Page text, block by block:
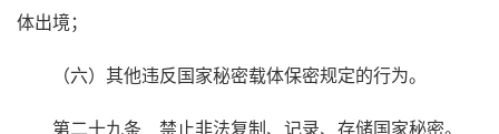
体出境；
（六）其他违反国家秘密载体保密规定的行为。
第二十九条 禁止非法复制、记录、存储国家秘密。